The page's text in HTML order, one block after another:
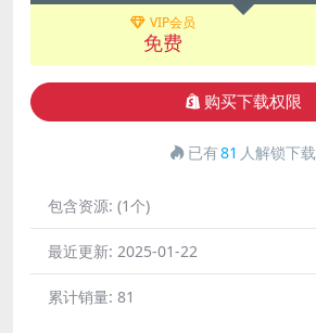
VIP会员
免费
购买下载权限
已有81 人解锁下载
包含资源: (1个)
最近更新: 2025-01-22
累计销量: 81